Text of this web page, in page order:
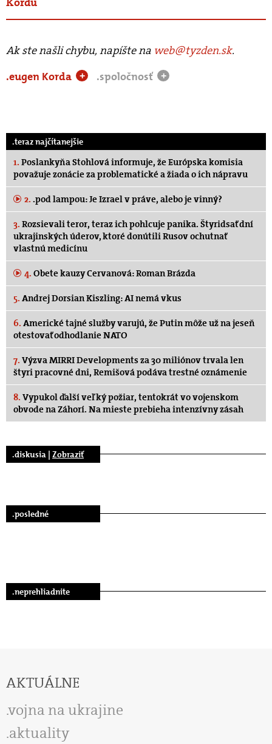
Kordu
Ak ste našli chybu, napíšte na web@tyzden.sk.
.eugen Korda
+ .spoločnosť +
.teraz najčítanejšie
1. Poslankyňa Stohlová informuje, že Európska komisia
považuje zonácie za problematické a žiada o ich nápravu
2. .pod lampou: Je Izrael v práve, alebo je vinný?
3. Rozsievali teror, teraz ich pohlcuje panika. Štyridsať dní
ukrajinských úderov, ktoré donútili Rusov ochutnať
vlastnú medicínu
4. Obete kauzy Cervanová: Roman Brázda
5. Andrej Dorsian Kiszling: AI nemá vkus
6. Americké tajné služby varujú, že Putin môže už na jeseň
otestovať odhodlanie NATO
7. Výzva MIRRI Developments za 30 miliónov trvala len
štyri pracovné dni, Remišová podáva trestné oznámenie
8. Vypukol ďalší veľký požiar, tentokrát vo vojenskom
obvode na Záhorí. Na mieste prebieha intenzívny zásah
.diskusia | Zobraziť
.posledné
.neprehliadnite
AKTUÁLNE
vojna na ukrajine
aktuality